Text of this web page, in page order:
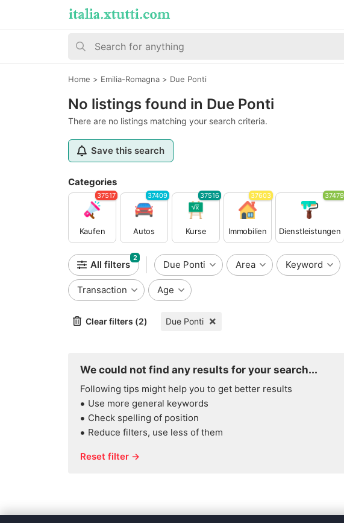
Home > Emilia-Romagna > Due Ponti
No listings found in Due Ponti
There are no listings matching your search criteria.
Save this search
Categories
Kaufen
37517
Autos
37409
Kurse
37516
Immobilien
37603
Dienstleistungen
37479
All filters
2
Due Ponti Area Keyword
Transaction Age
Clear filters (2) Due Ponti
We could not find any results for your search...
Following tips might help you to get better results
Use more general keywords
Check spelling of position
Reduce filters, use less of them
Reset filter →